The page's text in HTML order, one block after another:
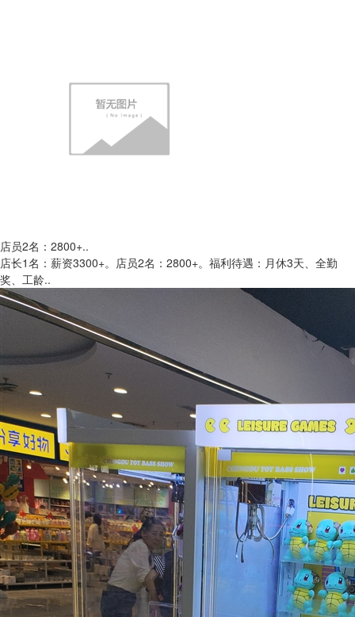
店员2名：2800+..
店长1名：薪资3300+。店员2名：2800+。福利待遇：月休3天、全勤
奖、工龄..